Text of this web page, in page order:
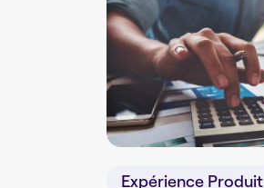
Expérience Produit